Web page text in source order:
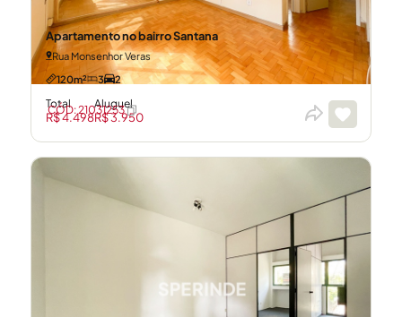
Apartamento no bairro Santana
Rua Monsenhor Veras
120m²
3 2
Total
R$ 4.498
Aluguel
R$ 3.950
CÓD: 21031253